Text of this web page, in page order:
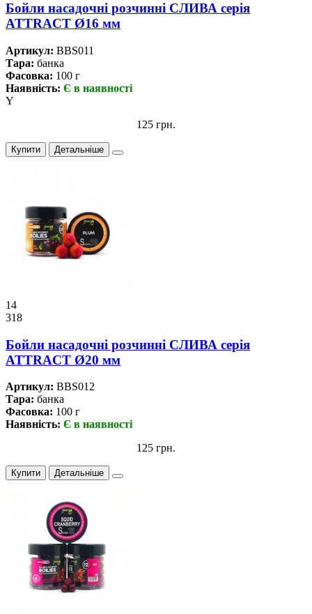
Бойли насадочні розчинні СЛИВА серiя
ATTRACT Ø16 мм
Артикул: BBS011
Тара: банка
Фасовка: 100 г
Наявність: Є в наявності
Y
125 грн.
Купити Детальніше
14
318
Бойли насадочні розчинні СЛИВА серiя
ATTRACT Ø20 мм
Артикул: BBS012
Тара: банка
Фасовка: 100 г
Наявність: Є в наявності
125 грн.
Купити Детальніше